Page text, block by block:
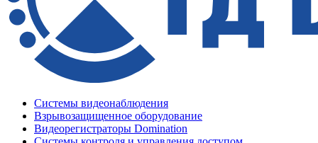
Системы видеонаблюдения
Взрывозащищенное оборудование
Видеорегистраторы Domination